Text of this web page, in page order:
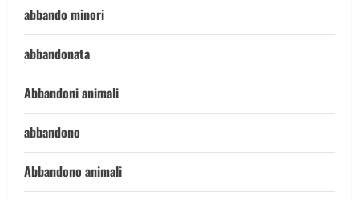
abbando minori
abbandonata
Abbandoni animali
abbandono
Abbandono animali